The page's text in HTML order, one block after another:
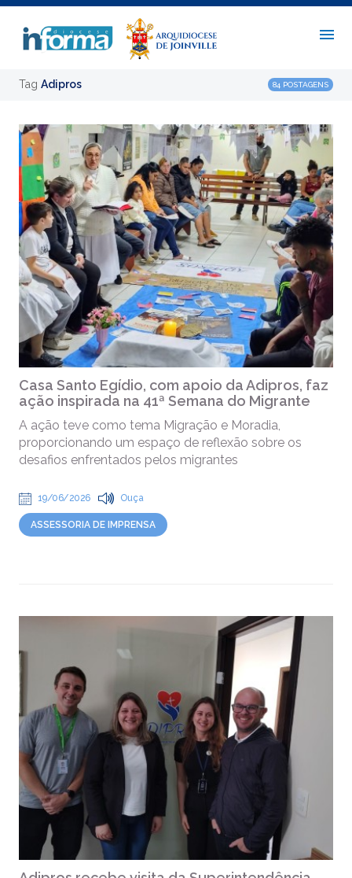
Tag Adipros 84 POSTAGENS
Casa Santo Egídio, com apoio da Adipros, faz
ação inspirada na 41ª Semana do Migrante
A ação teve como tema Migração e Moradia,
proporcionando um espaço de reflexão sobre os
desafios enfrentados pelos migrantes
19/06/2026 Ouça
ASSESSORIA DE IMPRENSA